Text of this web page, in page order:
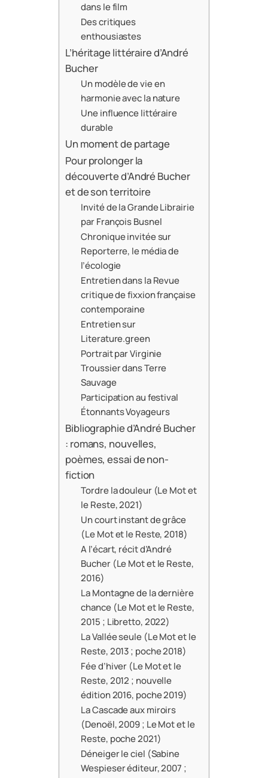
dans le film
Des critiques
enthousiastes
L’héritage littéraire d’André
Bucher
Un modèle de vie en
harmonie avec la nature
Une influence littéraire
durable
Un moment de partage
Pour prolonger la
découverte d’André Bucher
et de son territoire
Invité de la Grande Librairie
par François Busnel
Chronique invitée sur
Reporterre, le média de
l’écologie
Entretien dans la Revue
critique de fixxion française
contemporaine
Entretien sur
Literature.green
Portrait par Virginie
Troussier dans Terre
Sauvage
Participation au festival
Étonnants Voyageurs
Bibliographie d’André Bucher
: romans, nouvelles,
poèmes, essai de non-
fiction
Tordre la douleur (Le Mot et
le Reste, 2021)
Un court instant de grâce
(Le Mot et le Reste, 2018)
A l’écart, récit d’André
Bucher (Le Mot et le Reste,
2016)
La Montagne de la dernière
chance (Le Mot et le Reste,
2015 ; Libretto, 2022)
La Vallée seule (Le Mot et le
Reste, 2013 ; poche 2018)
Fée d’hiver (Le Mot et le
Reste, 2012 ; nouvelle
édition 2016, poche 2019)
La Cascade aux miroirs
(Denoël, 2009 ; Le Mot et le
Reste, poche 2021)
Déneiger le ciel (Sabine
Wespieser éditeur, 2007 ;